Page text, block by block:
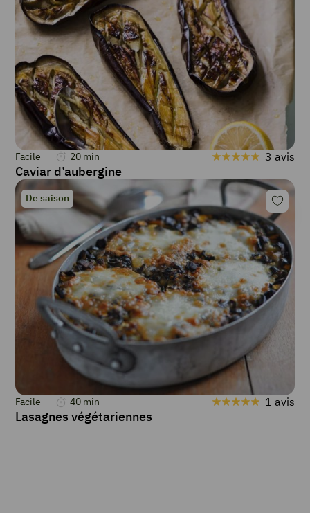
Facile 20 min 3 avis
Caviar d’aubergine
De saison
Facile 40 min 1 avis
Lasagnes végétariennes